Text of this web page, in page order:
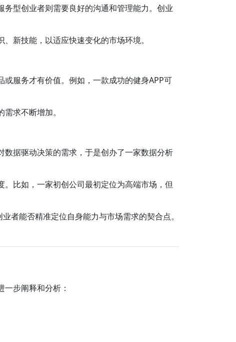
型创业者则需要良好的沟通和管理能力。创业
新技能，以适应快速变化的市场环境。
服务才有价值。例如，一款成功的健身APP可
求不断增加。
据驱动决策的需求，于是创办了一家数据分析
比如，一家初创公司最初定位为高端市场，但
者能否精准定位自身能力与市场需求的契合点。
步阐释和分析：